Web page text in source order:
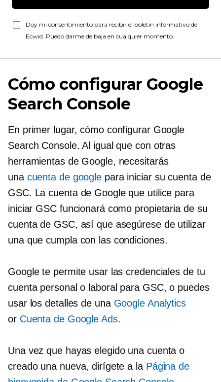
Doy mi consentimiento para recibir el boletín informativo de
Ecwid. Puedo darme de baja en cualquier momento.
Cómo configurar Google
Search Console
En primer lugar, cómo configurar Google
Search Console. Al igual que con otras
herramientas de Google, necesitarás
una cuenta de google para iniciar su cuenta de
GSC. La cuenta de Google que utilice para
iniciar GSC funcionará como propietaria de su
cuenta de GSC, así que asegúrese de utilizar
una que cumpla con las condiciones.
Google te permite usar las credenciales de tu
cuenta personal o laboral para GSC, o puedes
usar los detalles de una Google Analytics
or Cuenta de Google Ads.
Una vez que hayas elegido una cuenta o
creado una nueva, dirígete a la Página de